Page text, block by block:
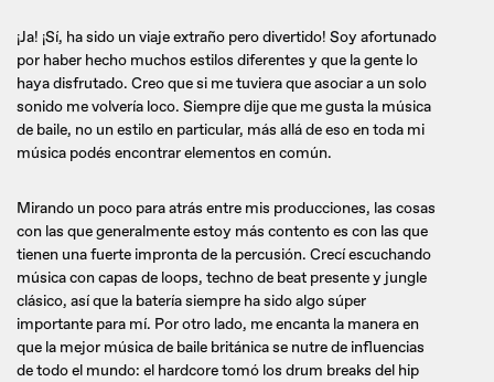
¡Ja! ¡Sí, ha sido un viaje extraño pero divertido! Soy afortunado
por haber hecho muchos estilos diferentes y que la gente lo
haya disfrutado. Creo que si me tuviera que asociar a un solo
sonido me volvería loco. Siempre dije que me gusta la música
de baile, no un estilo en particular, más allá de eso en toda mi
música podés encontrar elementos en común.
Mirando un poco para atrás entre mis producciones, las cosas
con las que generalmente estoy más contento es con las que
tienen una fuerte impronta de la percusión. Crecí escuchando
música con capas de loops, techno de beat presente y jungle
clásico, así que la batería siempre ha sido algo súper
importante para mí. Por otro lado, me encanta la manera en
que la mejor música de baile británica se nutre de influencias
de todo el mundo: el hardcore tomó los drum breaks del hip